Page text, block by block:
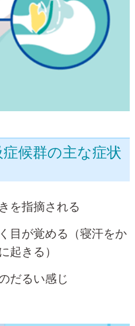
候群の主な症状
を指摘される
目が覚める（寝汗をか
起きる）
だるい感じ